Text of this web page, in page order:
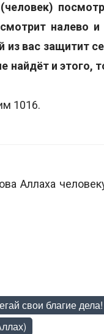
налево и
из вас защитит
найдёт и этого,
1016.
Аллаха
свои благие дела!